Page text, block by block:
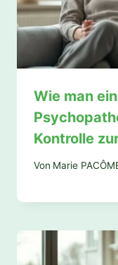
Wie man
Kontrolle
Von Marie